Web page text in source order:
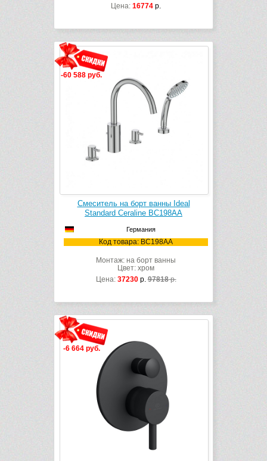
Цена: 16774 р.
-60 588 руб.
Смеситель на борт ванны Ideal
Standard Ceraline BC198AA
Германия
Код товара: BC198AA
Монтаж: на борт ванны
Цвет: хром
Цена: 37230р.97818р.
-6 664 руб.